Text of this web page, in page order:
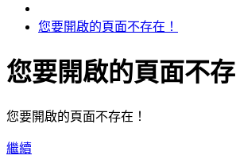
您要開啟的頁面不存在！
您要開啟的頁面不存
您要開啟的頁面不存在！
繼續